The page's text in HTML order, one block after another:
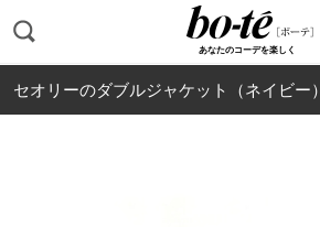
あなたのコーデを楽しく
セオリーのダブルジャケット（ネイビー）